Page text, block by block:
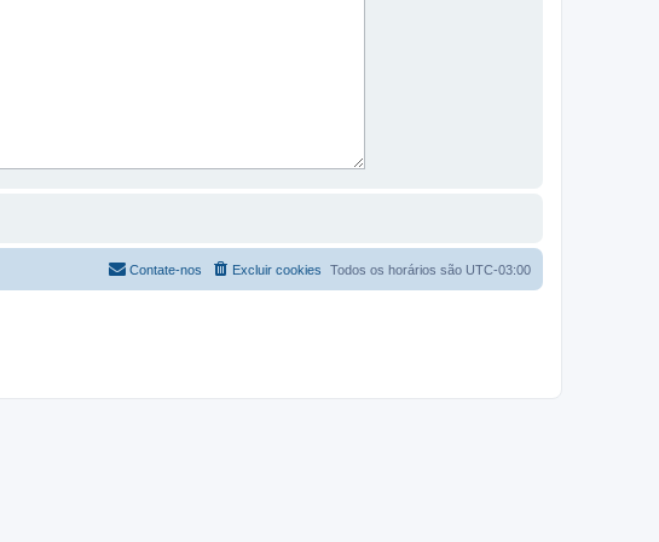
Todos os horários são UTC-03:00
Excluir cookies
Contate-nos